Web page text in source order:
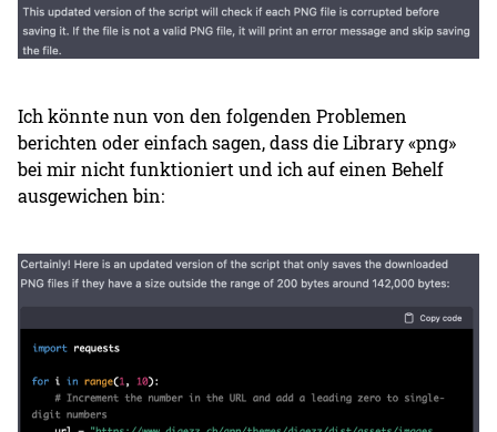
Ich könnte nun von den folgenden Problemen
berichten oder einfach sagen, dass die Library «png»
bei mir nicht funktioniert und ich auf einen Behelf
ausgewichen bin: